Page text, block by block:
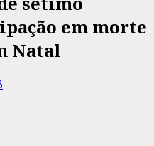
em morte
Natal